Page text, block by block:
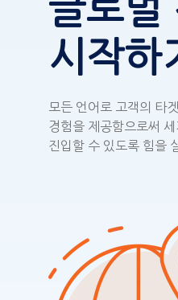
글로벌
시작하
모든 언어로 고객의 타
경험을 제공함으로써
진입할 수 있도록 힘을